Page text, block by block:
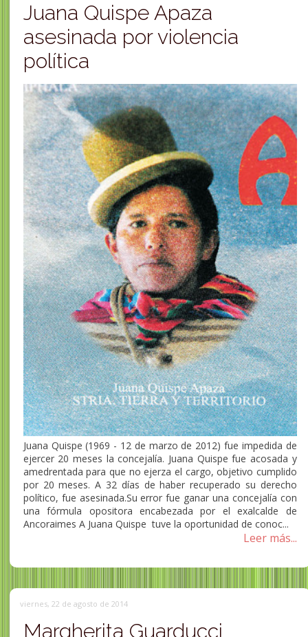
Juana Quispe Apaza
asesinada por violencia
política
Juana Quispe (1969 - 12 de marzo de 2012) fue impedida de
ejercer 20 meses la concejalía. Juana Quispe fue acosada y
amedrentada para que no ejerza el cargo, objetivo cumplido
por 20 meses. A 32 días de haber recuperado su derecho
político, fue asesinada.Su error fue ganar una concejalía con
una fórmula opositora encabezada por el exalcalde de
Ancoraimes A Juana Quispe tuve la oportunidad de conoc...
Leer más...
viernes, 22 de agosto de 2014
Margherita Guarducci